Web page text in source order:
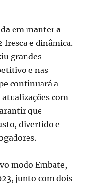
em manter a
fresca e dinâmica.
grandes
e nas
continuará a
com
que
divertido e
modo Embate,
junto com dois